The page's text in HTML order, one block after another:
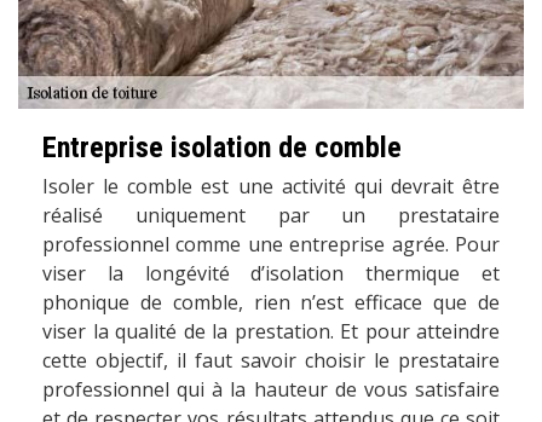
Entreprise isolation de comble
Isoler le comble est une activité qui devrait être
réalisé uniquement par un prestataire
professionnel comme une entreprise agrée. Pour
viser la longévité d’isolation thermique et
phonique de comble, rien n’est efficace que de
viser la qualité de la prestation. Et pour atteindre
cette objectif, il faut savoir choisir le prestataire
professionnel qui à la hauteur de vous satisfaire